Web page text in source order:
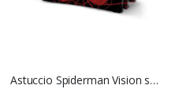
Astuccio Spiderman Vision scuola 3 scomparti